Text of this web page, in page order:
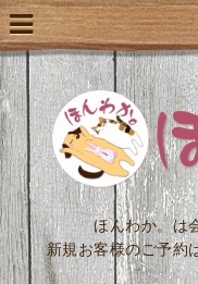
ほんわか。は
新規お客様のご予約